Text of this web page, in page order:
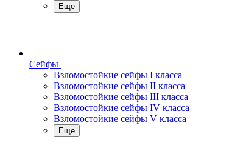
Еще
Сейфы
Взломостойкие сейфы I класса
Взломостойкие сейфы II класса
Взломостойкие сейфы III класса
Взломостойкие сейфы IV класса
Взломостойкие сейфы V класса
Еще